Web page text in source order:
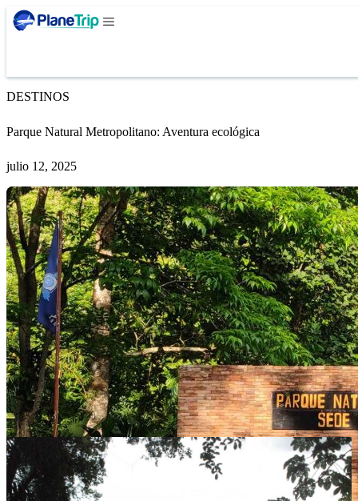
DESTINOS
Parque Natural Metropolitano: Aventura ecológica
julio 12, 2025
Parque Natural Metropolitano de
Panamá: Un pulmón verde en el corazón
de la ciudad